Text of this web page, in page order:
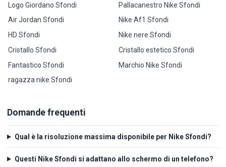
Logo Giordano Sfondi
Air Jordan Sfondi
HD Sfondi
Cristallo Sfondi
Fantastico Sfondi
ragazza nike Sfondi
Pallacanestro Nike Sfondi
Nike Af1 Sfondi
Nike nere Sfondi
Cristallo estetico Sfondi
Marchio Nike Sfondi
Domande frequenti
Qual è la risoluzione massima disponibile per Nike Sfondi?
Questi Nike Sfondi si adattano allo schermo di un telefono?